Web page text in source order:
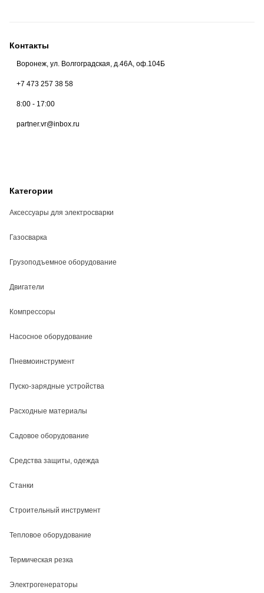
Контакты
Воронеж, ул. Волгоградская, д.46А, оф.104Б
+7 473 257 38 58
8:00 - 17:00
partner.vr@inbox.ru
Категории
Аксессуары для электросварки
Газосварка
Грузоподъемное оборудование
Двигатели
Компрессоры
Насосное оборудование
Пневмоинструмент
Пуско-зарядные устройства
Расходные материалы
Садовое оборудование
Средства защиты, одежда
Станки
Строительный инструмент
Тепловое оборудование
Термическая резка
Электрогенераторы